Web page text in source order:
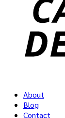
About
Blog
Contact